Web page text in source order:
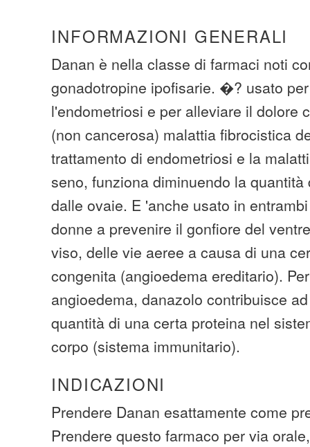
INFORMAZIONI GENERALI
Danan è nella classe di farmaci noti
gonadotropine ipofisarie. �? usato
l'endometriosi e per alleviare il dolore
(non cancerosa) malattia fibrocistica
trattamento di endometriosi e la
seno, funziona diminuendo la
dalle ovaie. E 'anche usato in
donne a prevenire il gonfiore del
viso, delle vie aeree a causa di una
congenita (angioedema ereditario).
angioedema, danazolo contribuisce
quantità di una certa proteina nel
corpo (sistema immunitario).
INDICAZIONI
Prendere Danan esattamente come
Prendere questo farmaco per via